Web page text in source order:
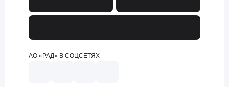
АО «РАД» В СОЦСЕТЯХ